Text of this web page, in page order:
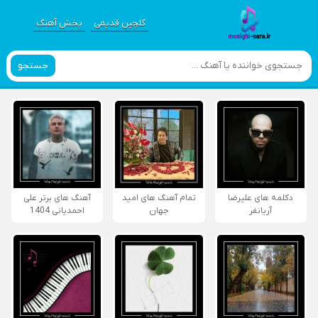
گلچین قدیمی پخش آهنگ
جستجو
دکلمه های علیرضا
آریانفر
تمام آهنگ های امید
جهان
آهنگ های برتر علی
احمدیانی 1404